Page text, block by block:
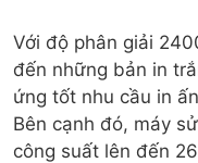
Với độ phân giải
đến những bản in
ứng tốt nhu cầu in
Bên cạnh đó, máy
công suất lên đến